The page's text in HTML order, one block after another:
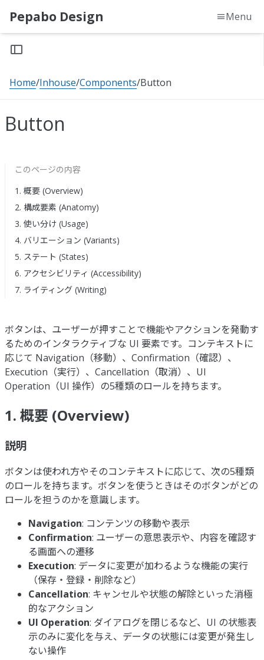
Pepabo Design Menu
Home Inhouse Components Button
Button
このページの内容
1. 概要 (Overview)
2. 構成要素 (Anatomy)
3. 使い分け (Usage)
4. バリエーション (Variants)
5. ステート (States)
6. アクセシビリティ (Accessibility)
7. ライティング (Writing)
ボタンは、ユーザーが押すことで機能やアクションを発動す
るためのインタラクティブな UI 要素です。コンテキストに
応じて Navigation（移動）、Confirmation（確認）、
Execution（実行）、Cancellation（取消）、UI
Operation（UI 操作）の5種類のロールを持ちます。
1. 概要 (Overview)
説明
ボタンは使われ方やそのコンテキストに応じて、次の5種類
のロールを持ちます。ボタンを使うときはそのボタンがどの
ロールを担うのかを意識します。
Navigation: コンテンツの移動や表示
Confirmation: ユーザーの意思表示や、内容を確認す
る画面への遷移
Execution: データに変更が加わるような機能の実行
（保存・登録・削除など）
Cancellation: キャンセルや状態の解除といった消極
的なアクション
UI Operation: ダイアログを閉じるなど、UI の状態表
示のみに変化を与え、データの状態には変更が発生し
ない操作